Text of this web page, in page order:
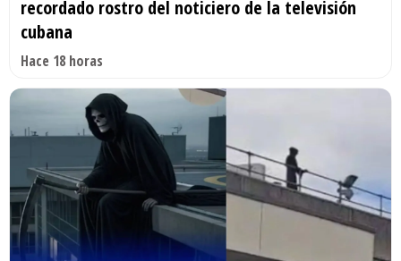
recordado rostro del noticiero de la televisión
cubana
Hace 18 horas